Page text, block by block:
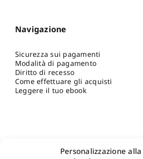
Personalizzazione alla
Navigazione
Sicurezza sui pagamenti
Modalità di pagamento
Diritto di recesso
Come effettuare gli acquisti
Leggere il tuo ebook